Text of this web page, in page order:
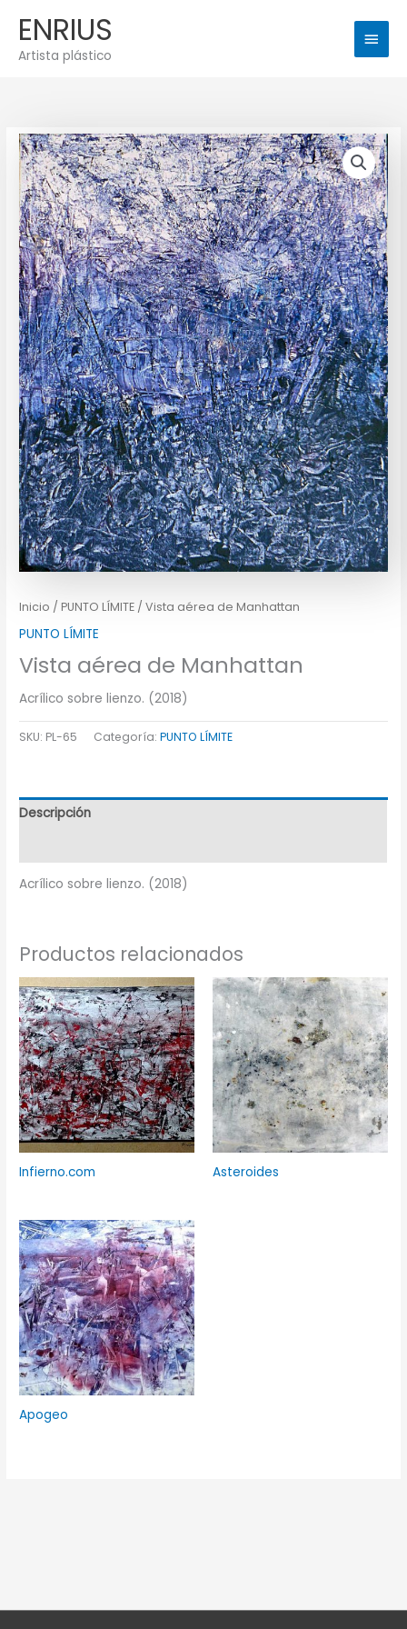
contenido
ENRIUS
Artista plástico
Inicio /PUNTO LÍMITE / Vista aérea de Manhattan
PUNTO LÍMITE
Vista aérea de Manhattan
Acrílico sobre lienzo. (2018)
SKU: PL-65 Categoría:PUNTO LÍMITE
Descripción
Acrílico sobre lienzo. (2018)
Productos relacionados
Infierno.com Asteroides
Apogeo